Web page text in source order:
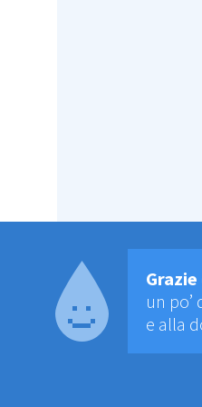
Grazie
un po’
e alla